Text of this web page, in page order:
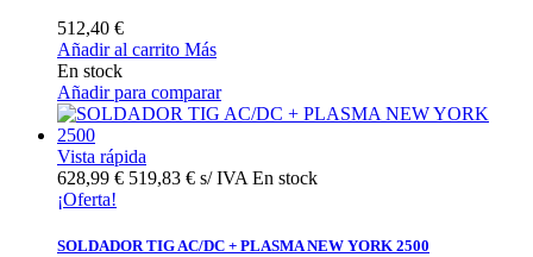
512,40 €
Añadir al carrito Más
En stock
Añadir para comparar
Vista rápida
628,99 € 519,83 € s/ IVA En stock
¡Oferta!
SOLDADOR TIG AC/DC + PLASMA NEW YORK 2500